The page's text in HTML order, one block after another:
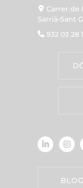
Carrer de
Sarrià-Sant
932 03 28